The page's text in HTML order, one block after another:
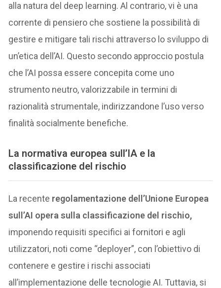
alla natura del deep learning. Al contrario, vi è una
corrente di pensiero che sostiene la possibilità di
gestire e mitigare tali rischi attraverso lo sviluppo di
un’etica dell’AI. Questo secondo approccio postula
che l’AI possa essere concepita come uno
strumento neutro, valorizzabile in termini di
razionalità strumentale, indirizzandone l’uso verso
finalità socialmente benefiche.
La normativa europea sull’IA e la
classificazione del rischio
La recente regolamentazione dell’Unione Europea
sull’AI opera sulla classificazione del rischio,
imponendo requisiti specifici ai fornitori e agli
utilizzatori, noti come “deployer”, con l’obiettivo di
contenere e gestire i rischi associati
all’implementazione delle tecnologie AI. Tuttavia, si